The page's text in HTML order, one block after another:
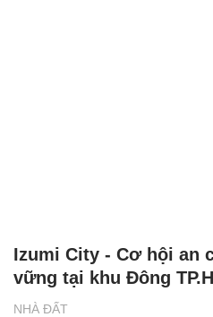
NHÀ ĐẤT
Izumi City - Cơ hội an
vững tại khu Đông